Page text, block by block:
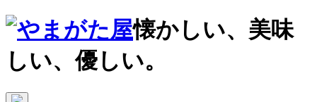
懐かしい、美味
しい、優しい。